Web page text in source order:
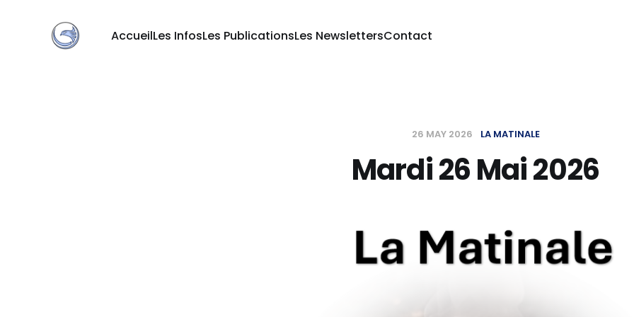
AccueilLes InfosLes PublicationsLes NewslettersContact
26 MAY 2026 LA MATINALE
Mardi 26 Mai 2026